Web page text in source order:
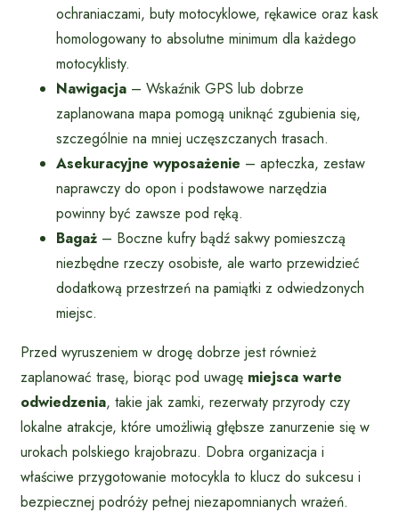
ochraniaczami, buty motocyklowe, rękawice oraz kask
homologowany to absolutne minimum dla każdego
motocyklisty.
Nawigacja – Wskaźnik GPS lub dobrze
zaplanowana mapa pomogą uniknąć zgubienia się,
szczególnie na mniej uczęszczanych trasach.
Asekuracyjne wyposażenie – apteczka, zestaw
naprawczy do opon i podstawowe narzędzia
powinny być zawsze pod ręką.
Bagaż – Boczne kufry bądź sakwy pomieszczą
niezbędne rzeczy osobiste, ale warto przewidzieć
dodatkową przestrzeń na pamiątki z odwiedzonych
miejsc.
Przed wyruszeniem w drogę dobrze jest również
zaplanować trasę, biorąc pod uwagę miejsca warte
odwiedzenia, takie jak zamki, rezerwaty przyrody czy
lokalne atrakcje, które umożliwią głębsze zanurzenie się w
urokach polskiego krajobrazu. Dobra organizacja i
właściwe przygotowanie motocykla to klucz do sukcesu i
bezpiecznej podróży pełnej niezapomnianych wrażeń.